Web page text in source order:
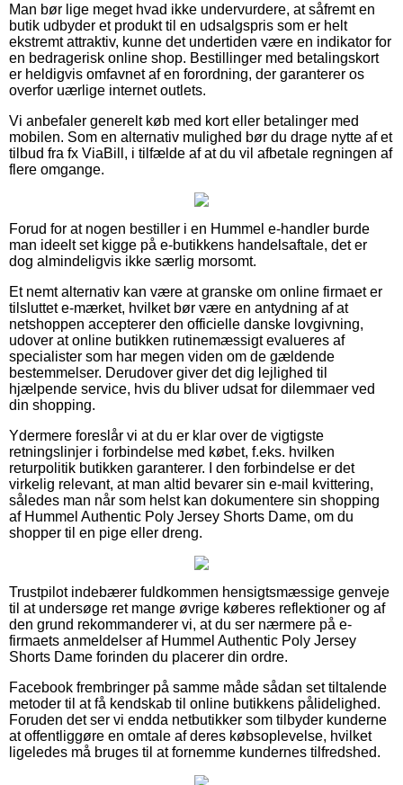
Man bør lige meget hvad ikke undervurdere, at såfremt en
butik udbyder et produkt til en udsalgspris som er helt
ekstremt attraktiv, kunne det undertiden være en indikator for
en bedragerisk online shop. Bestillinger med betalingskort
er heldigvis omfavnet af en forordning, der garanterer os
overfor uærlige internet outlets.
Vi anbefaler generelt køb med kort eller betalinger med
mobilen. Som en alternativ mulighed bør du drage nytte af et
tilbud fra fx ViaBill, i tilfælde af at du vil afbetale regningen af
flere omgange.
Forud for at nogen bestiller i en Hummel e-handler burde
man ideelt set kigge på e-butikkens handelsaftale, det er
dog almindeligvis ikke særlig morsomt.
Et nemt alternativ kan være at granske om online firmaet er
tilsluttet e-mærket, hvilket bør være en antydning af at
netshoppen accepterer den officielle danske lovgivning,
udover at online butikken rutinemæssigt evalueres af
specialister som har megen viden om de gældende
bestemmelser. Derudover giver det dig lejlighed til
hjælpende service, hvis du bliver udsat for dilemmaer ved
din shopping.
Ydermere foreslår vi at du er klar over de vigtigste
retningslinjer i forbindelse med købet, f.eks. hvilken
returpolitik butikken garanterer. I den forbindelse er det
virkelig relevant, at man altid bevarer sin e-mail kvittering,
således man når som helst kan dokumentere sin shopping
af Hummel Authentic Poly Jersey Shorts Dame, om du
shopper til en pige eller dreng.
Trustpilot indebærer fuldkommen hensigtsmæssige genveje
til at undersøge ret mange øvrige køberes reflektioner og af
den grund rekommanderer vi, at du ser nærmere på e-
firmaets anmeldelser af Hummel Authentic Poly Jersey
Shorts Dame forinden du placerer din ordre.
Facebook frembringer på samme måde sådan set tiltalende
metoder til at få kendskab til online butikkens pålidelighed.
Foruden det ser vi endda netbutikker som tilbyder kunderne
at offentliggøre en omtale af deres købsoplevelse, hvilket
ligeledes må bruges til at fornemme kundernes tilfredshed.